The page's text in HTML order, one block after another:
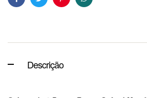
FacebookTwitterPinterestWhatsApp
Descrição